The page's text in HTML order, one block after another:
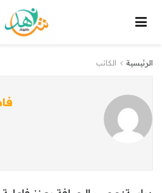
الرئيسية الكاتب